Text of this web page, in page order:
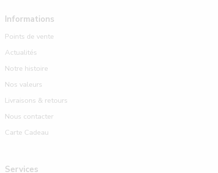
Informations
Points de vente
Actualités
Notre histoire
Nos valeurs
Livraisons & retours
Nous contacter
Carte Cadeau
Services